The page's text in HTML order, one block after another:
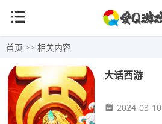
首页 >> 相关内容
大话西游
2024-03-10